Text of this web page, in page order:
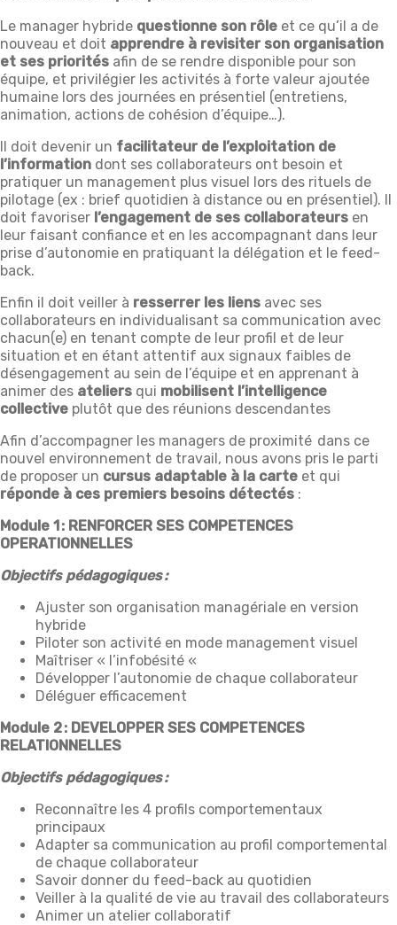
Le manager hybride questionne son rôle et ce qu’il a de
nouveau et doit apprendre à revisiter son organisation
et ses priorités afin de se rendre disponible pour son
équipe, et privilégier les activités à forte valeur ajoutée
humaine lors des journées en présentiel (entretiens,
animation, actions de cohésion d’équipe…).
Il doit devenir un facilitateur de l’exploitation de
l’information dont ses collaborateurs ont besoin et
pratiquer un management plus visuel lors des rituels de
pilotage (ex : brief quotidien à distance ou en présentiel). Il
doit favoriser l’engagement de ses collaborateurs en
leur faisant confiance et en les accompagnant dans leur
prise d’autonomie en pratiquant la délégation et le feed-
back.
Enfin il doit veiller à resserrer les liens avec ses
collaborateurs en individualisant sa communication avec
chacun(e) en tenant compte de leur profil et de leur
situation et en étant attentif aux signaux faibles de
désengagement au sein de l’équipe et en apprenant à
animer des ateliers qui mobilisent l’intelligence
collective plutôt que des réunions descendantes
Afin d’accompagner les managers de proximité dans ce
nouvel environnement de travail, nous avons pris le parti
de proposer un cursus adaptable à la carte et qui
réponde à ces premiers besoins détectés :
Module 1 : RENFORCER SES COMPETENCES
OPERATIONNELLES
Objectifs pédagogiques :
Ajuster son organisation managériale en version
hybride
Piloter son activité en mode management visuel
Maîtriser « l’infobésité «
Développer l’autonomie de chaque collaborateur
Déléguer efficacement
Module 2 : DEVELOPPER SES COMPETENCES
RELATIONNELLES
Objectifs pédagogiques :
Reconnaître les 4 profils comportementaux
principaux
Adapter sa communication au profil comportemental
de chaque collaborateur
Savoir donner du feed-back au quotidien
Veiller à la qualité de vie au travail des collaborateurs
Animer un atelier collaboratif